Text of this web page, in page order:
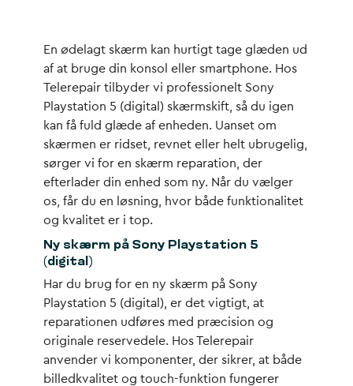
En ødelagt skærm kan hurtigt tage glæden ud
af at bruge din konsol eller smartphone. Hos
Telerepair tilbyder vi professionelt Sony
Playstation 5 (digital) skærmskift , så du igen
kan få fuld glæde af enheden. Uanset om
skærmen er ridset, revnet eller helt ubrugelig,
sørger vi for en skærm reparation, der
efterlader din enhed som ny. Når du vælger
os, får du en løsning, hvor både funktionalitet
og kvalitet er i top.
Ny skærm på Sony Playstation 5
(digital)
Har du brug for en ny skærm på Sony
Playstation 5 (digital) , er det vigtigt, at
reparationen udføres med præcision og
originale reservedele. Hos Telerepair
anvender vi komponenter, der sikrer, at både
billedkvalitet og touch-funktion fungerer